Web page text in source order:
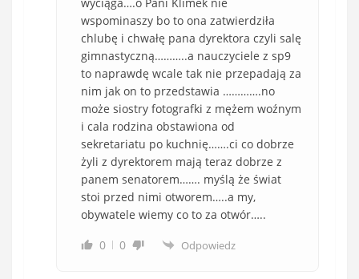
wspominaszy bo to ona zatwierdziła
chlubę i chwałę pana dyrektora czyli salę
gimnastyczną………..a nauczyciele z sp9
to naprawdę wcale tak nie przepadają za
nim jak on to przedstawia ………….no
może siostry fotografki z mężem woźnym
i cala rodzina obstawiona od
sekretariatu po kuchnię…….ci co dobrze
żyli z dyrektorem mają teraz dobrze z
panem senatorem……. myślą że świat
stoi przed nimi otworem…..a my,
obywatele wiemy co to za otwór…..
0
0 Odpowiedz